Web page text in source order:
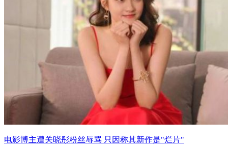
电影博主遭关晓彤粉丝辱骂 只因称其新作是"烂片"